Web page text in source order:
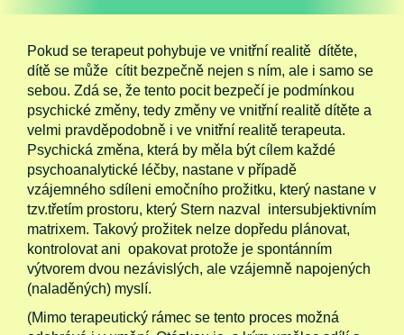
Pokud se terapeut pohybuje ve vnitřní realitě dítěte,
dítě se může cítit bezpečně nejen s ním, ale i samo se
sebou. Zdá se, že tento pocit bezpečí je podmínkou
psychické změny, tedy změny ve vnitřní realitě dítěte a
velmi pravděpodobně i ve vnitřní realitě terapeuta.
Psychická změna, která by měla být cílem každé
psychoanalytické léčby, nastane v případě
vzájemného sdíleni emočního prožitku, který nastane v
tzv.třetím prostoru, který Stern nazval intersubjektivním
matrixem. Takový prožitek nelze dopředu plánovat,
kontrolovat ani opakovat protože je spontánním
výtvorem dvou nezávislých, ale vzájemně napojených
(naladěných) myslí.
(Mimo terapeutický rámec se tento proces možná